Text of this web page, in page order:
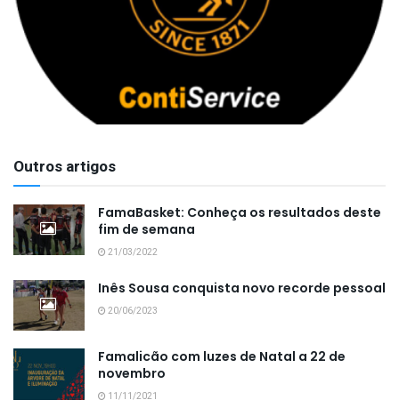
Outros artigos
FamaBasket: Conheça os resultados deste
fim de semana
21/03/2022
Inês Sousa conquista novo recorde pessoal
20/06/2023
Famalicão com luzes de Natal a 22 de
novembro
11/11/2021